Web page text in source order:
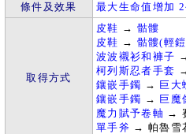
條件及效果 最大生命值增加
取得方式
皮鞋 → 骷髏
皮鞋 → 骷髏(輕
波波襯衫和褲子
柯列斯忍者手套
鑲嵌手鐲 → 巨大
鑲嵌手鐲 → 巨魔
魔力賦予卷軸 →
單手斧 → 帕魯雪